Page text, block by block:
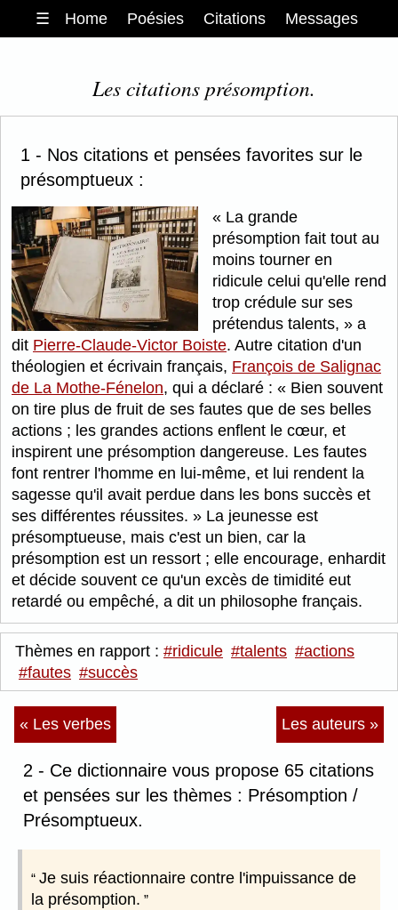
☰ Home Poésies Citations Messages
Les citations présomption.
1 - Nos citations et pensées favorites sur le
présomptueux :
La grande
présomption fait tout au
moins tourner en
ridicule celui qu'elle rend
trop crédule sur ses
prétendus talents,
a
dit Pierre-Claude-Victor Boiste. Autre citation d'un
théologien et écrivain français, François de Salignac
de La Mothe-Fénelon, qui a déclaré :
Bien souvent
on tire plus de fruit de ses fautes que de ses belles
actions ; les grandes actions enflent le cœur, et
inspirent une présomption dangereuse. Les fautes
font rentrer l'homme en lui-même, et lui rendent la
sagesse qu'il avait perdue dans les bons succès et
ses différentes réussites.
La jeunesse est
présomptueuse, mais c'est un bien, car la
présomption est un ressort ; elle encourage, enhardit
et décide souvent ce qu'un excès de timidité eut
retardé ou empêché, a dit un philosophe français.
Thèmes en rapport : #ridicule #talents #actions
#fautes #succès
« Les verbes Les auteurs »
2 - Ce dictionnaire vous propose 65 citations
et pensées sur les thèmes : Présomption /
Présomptueux.
Je suis réactionnaire contre l'impuissance de
la présomption.